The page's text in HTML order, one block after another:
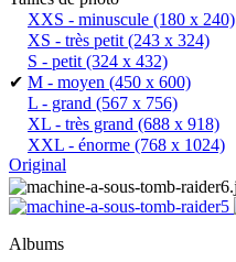
XXS - minuscule (180 x 240)
XS - très petit(243 x 324)
S - petit(324 x 432)
✔ M - moyen (450 x 600)
L - grand (567 x 756)
XL - très grand (688 x 918)
XXL - énorme (768 x 1024)
Original
Albums